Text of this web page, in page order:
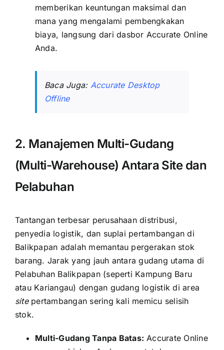
memberikan keuntungan maksimal dan
mana yang mengalami pembengkakan
biaya, langsung dari dasbor Accurate Online
Anda.
Baca Juga: Accurate Desktop
Offline
2. Manajemen Multi-Gudang
(Multi-Warehouse) Antara Site dan
Pelabuhan
Tantangan terbesar perusahaan distribusi,
penyedia logistik, dan suplai pertambangan di
Balikpapan adalah memantau pergerakan stok
barang. Jarak yang jauh antara gudang utama di
Pelabuhan Balikpapan (seperti Kampung Baru
atau Kariangau) dengan gudang logistik di area
sitepertambangan sering kali memicu selisih
stok.
Multi-Gudang Tanpa Batas: Accurate Online